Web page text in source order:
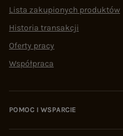
Lista zakupionych produktów
Historia transakcji
Oferty pracy
Współpraca
POMOC I WSPARCIE